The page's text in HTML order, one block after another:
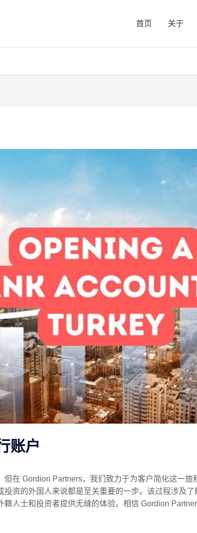
首页 关于
账户
在 Gordion Partners，我们致力于为客户简化这一
资的外国人来说都是至关重要的一步。该过程涉及
人士和投资者提供无缝的体验。相信 Gordion